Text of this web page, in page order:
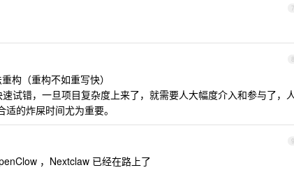
7
8
构（重构不如重写快）
试错，一旦项目复杂度上来了，就需要人大幅度介入和参与了，
的炸屎时间尤为重要。
9
，Nextclaw 已经在路上了